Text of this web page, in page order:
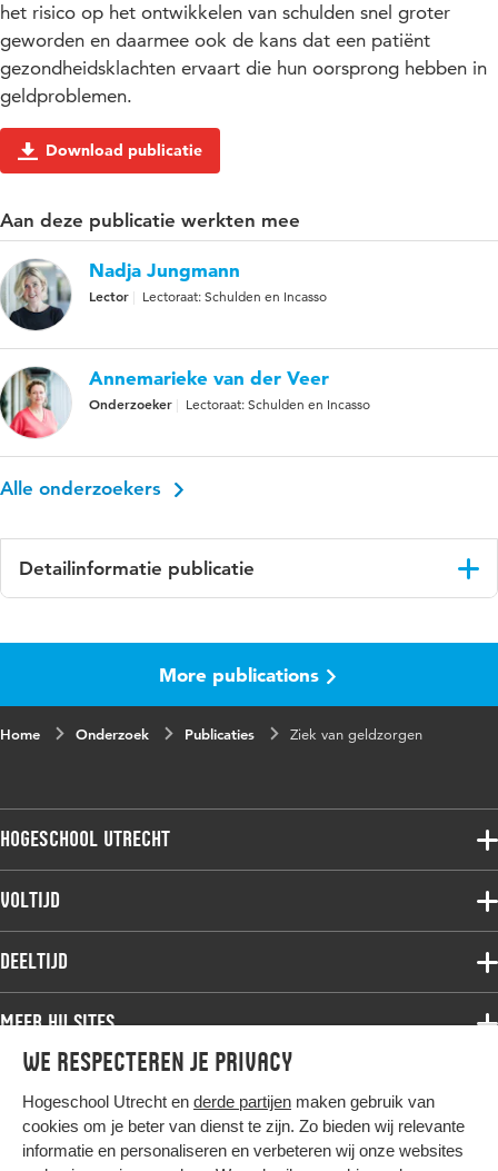
We respecteren je privacy
Hogeschool Utrecht en derde partijen maken gebruik van
cookies om je beter van dienst te zijn. Zo bieden wij relevante
informatie en personaliseren en verbeteren wij onze websites
het risico op het ontwikkelen van schulden snel groter
geworden en daarmee ook de kans dat een patiënt
gezondheidsklachten ervaart die hun oorsprong hebben in
geldproblemen.
Download publicatie
Aan deze publicatie werkten mee
Nadja Jungmann
Lector Lectoraat: Schulden en Incasso
Annemarieke van der Veer
Onderzoeker Lectoraat: Schulden en Incasso
Alle onderzoekers
Detailinformatie publicatie
Tijdschrift voor Praktijkondersteuners en
Trefwoorden
schulden, covid-19, schulden en
Paginabereik
More publications
Home Onderzoek Publicaties Ziek van geldzorgen
Hogeschool Utrecht
Voltijdopleidingen
Deeltijdopleidingen
Onderzoek
Werken bij de HU
Contact
Voltijd
Associate degree
Bachelor
Master
Studiekeuze voltijd
Deeltijd
Associate degree
Bachelor
Master
Post-master
Meer HU sites
HU International
HU Bibliotheek
HU Ontwikkelt
Hier komt alles samen